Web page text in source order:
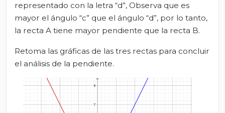
representado con la letra “d”, Observa que es
mayor el ángulo “c” que el ángulo “d”, por lo tanto,
la recta A tiene mayor pendiente que la recta B.
Retoma las gráficas de las tres rectas para concluir
el análisis de la pendiente.